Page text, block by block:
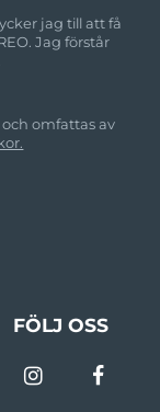
jag till att få
Jag förstår
omfattas av
FÖLJ OSS